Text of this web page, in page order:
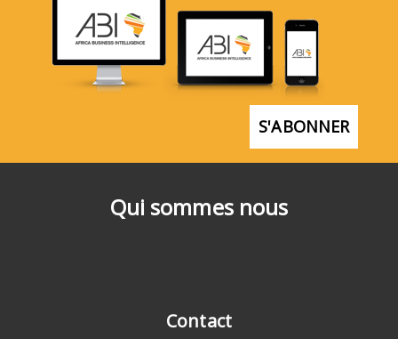
Qui sommes nous
Contact
S'ABONNER